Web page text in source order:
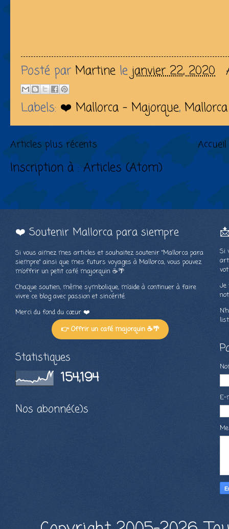
Posté par Martine le janvier 22, 2020
Labels: ❤️ Mallorca - Majorque,
Articles plus récents Accueil
Inscription à : Articles (Atom)
❤️ Soutenir Mallorca para siempre
Si vous aimez mes articles et souhaitez soutenir "Mallorca para
siempre" ainsi que mes futurs voyages à Mallorca, vous pouvez
m’offrir un petit café majorquin ☕🌴
Chaque soutien, même symbolique, m’aide à continuer à faire
vivre ce blog avec passion et sincérité.
Merci du fond du cœur ❤️
👉 Offrir un café majorquin ☕🌴
Statistiques
154,194
Nos abonné(e)s
Si
Je